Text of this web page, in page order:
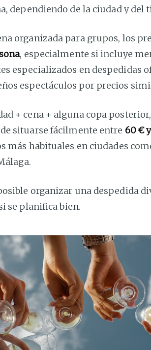
dependiendo de la ciudad y del
organizada para grupos, los
, especialmente si incluye
especializados en despedidas
espectáculos por precios
+ cena + alguna copa
situarse fácilmente entre 60 €
más habituales en ciudades
organizar una despedida
se planifica bien.